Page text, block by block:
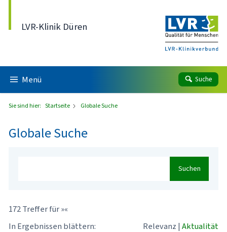
LVR-Klinik Düren
Menü Suche
Sie sind hier: Startseite Globale Suche
Globale Suche
Suchen
172 Treffer für »«
In Ergebnissen blättern:
Relevanz | Aktualität